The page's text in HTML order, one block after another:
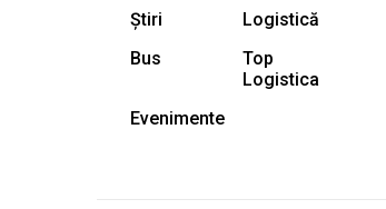
Știri
Logistică
Bus
Top
Logistica
Evenimente